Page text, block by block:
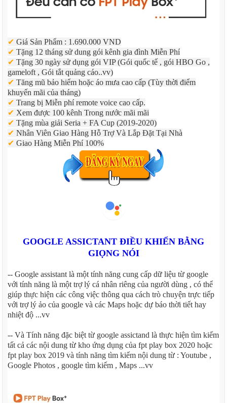
✔ Giá Sản Phẩm : 1.690.000 VND
✔ Tặng 12 tháng sử dung gói kênh gia đình Miễn Phí
✔ Tặng 30 ngày sử dụng gói VIP (Gói quốc tế , gói HBO Go ,
gameloft , Gói tắt quảng cáo..vv)
✔ Tăng mũ bảo hiểm hoặc áo mưa cao cấp (Tùy thời điểm
khuyến mãi của tháng)
✔ Trang bị Miễn phí remote voice cao cấp.
✔ Xem được 100 kênh Trong nước mãi mãi
✔ Tặng mùa giải Seria + FA Cup (2019-2020)
✔ Nhân Viên Giao Hàng Hỗ Trợ Và Lắp Đặt Tại Nhà
✔Giao Hàng Miễn Phí 100%
GOOGLE ASSICTANT ĐIỀU KHIỂN BẰNG
GIỌNG NÓI
-- Google assistant là một tính năng cung cấp dữ liệu từ google
với tính năng là một trợ lý cá nhân riêng của người dùng , có thể
giúp thực hiện các công việc thông qua cách trò chuyện trực tiếp
với trợ lý ảo của google và các Maps hoặc dự báo thời tiết hay
nhiệt độ ...vv
-- Và Tính năng đặc biệt từ google assictand là thực hiện tìm kiếm
tất cả các nội dung từ kho ứng dụng của fpt play box 2020 hoặc
fpt play box 2019 và tính năng tìm kiếm nội dung từ : Youtube ,
Google Photos , google tìm kiếm , Maps ...vv